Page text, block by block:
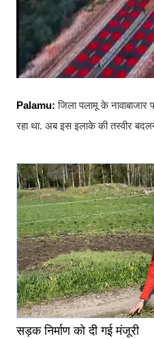
Palamu: जिला पलामू के
रहा था. अब इस इलाके की तस्वीर
सड़क निर्माण को दी गई मंजूरी